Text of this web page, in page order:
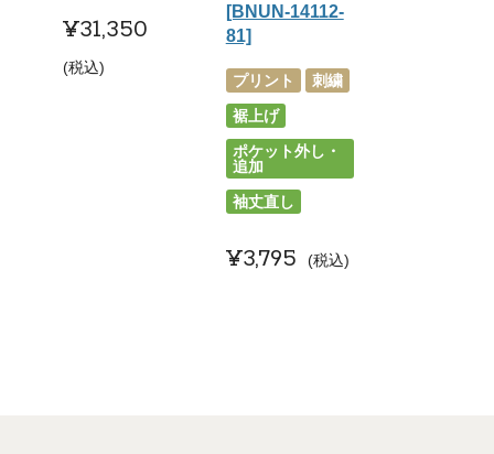
¥31,350
税込
[BNUN-14112-
81]
プリント
刺繍
裾上げ
ポケット外し・
追加
袖丈直し
¥3,795 税込